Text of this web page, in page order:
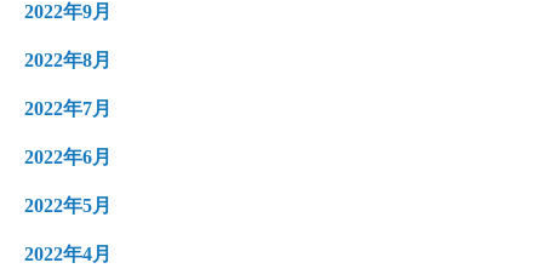
2022年9月
2022年8月
2022年7月
2022年6月
2022年5月
2022年4月